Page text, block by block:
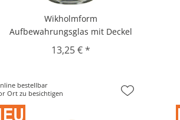
Wikholmform
Aufbewahrungsglas mit Deckel
13,25 € *
bestellbar
Ort zu besichtigen